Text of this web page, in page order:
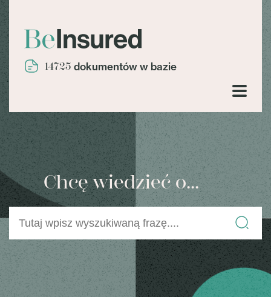
14725 dokumentów w bazie
Chcę wiedzieć o...